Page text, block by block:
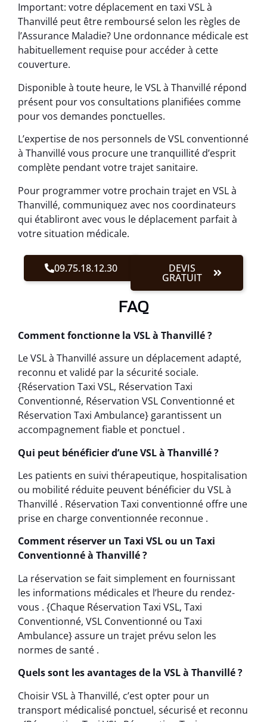
Important: votre déplacement en taxi VSL à
Thanvillé peut être remboursé selon les règles de
l’Assurance Maladie? Une ordonnance médicale est
habituellement requise pour accéder à cette
couverture.
Disponible à toute heure, le VSL à Thanvillé répond
présent pour vos consultations planifiées comme
pour vos demandes ponctuelles.
L’expertise de nos personnels de VSL conventionné
à Thanvillé vous procure une tranquillité d’esprit
complète pendant votre trajet sanitaire.
Pour programmer votre prochain trajet en VSL à
Thanvillé, communiquez avec nos coordinateurs
qui établiront avec vous le déplacement parfait à
votre situation médicale.
09.75.18.12.30 DEVIS
GRATUIT
FAQ
Comment fonctionne la VSL à Thanvillé ?
Le VSL à Thanvillé assure un déplacement adapté,
reconnu et validé par la sécurité sociale.
{Réservation Taxi VSL, Réservation Taxi
Conventionné, Réservation VSL Conventionné et
Réservation Taxi Ambulance} garantissent un
accompagnement fiable et ponctuel .
Qui peut bénéficier d’une VSL à Thanvillé ?
Les patients en suivi thérapeutique, hospitalisation
ou mobilité réduite peuvent bénéficier du VSL à
Thanvillé . Réservation Taxi conventionné offre une
prise en charge conventionnée reconnue .
Comment réserver un Taxi VSL ou un Taxi
Conventionné à Thanvillé ?
La réservation se fait simplement en fournissant
les informations médicales et l’heure du rendez-
vous . {Chaque Réservation Taxi VSL, Taxi
Conventionné, VSL Conventionné ou Taxi
Ambulance} assure un trajet prévu selon les
normes de santé .
Quels sont les avantages de la VSL à Thanvillé ?
Choisir VSL à Thanvillé, c’est opter pour un
transport médicalisé ponctuel, sécurisé et reconnu